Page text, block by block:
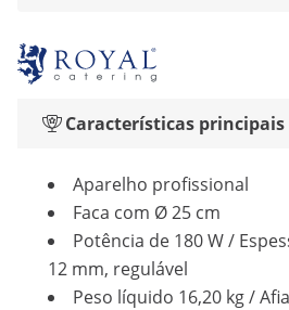
Características principais
Aparelho profissional
Faca com Ø 25 cm
Potência de 180 W /
12 mm, regulável
Peso líquido 16,20 kg /